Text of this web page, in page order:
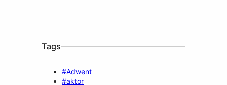
Tags
#Adwent
#aktor